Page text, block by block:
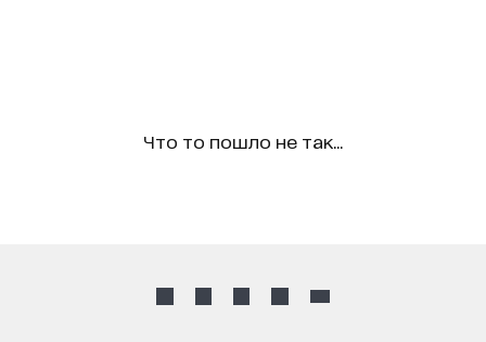
Что то пошло не так...